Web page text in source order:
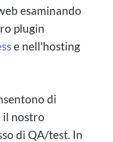
esaminando
plugin
e nell'hosting
di
il nostro
di QA/test. In